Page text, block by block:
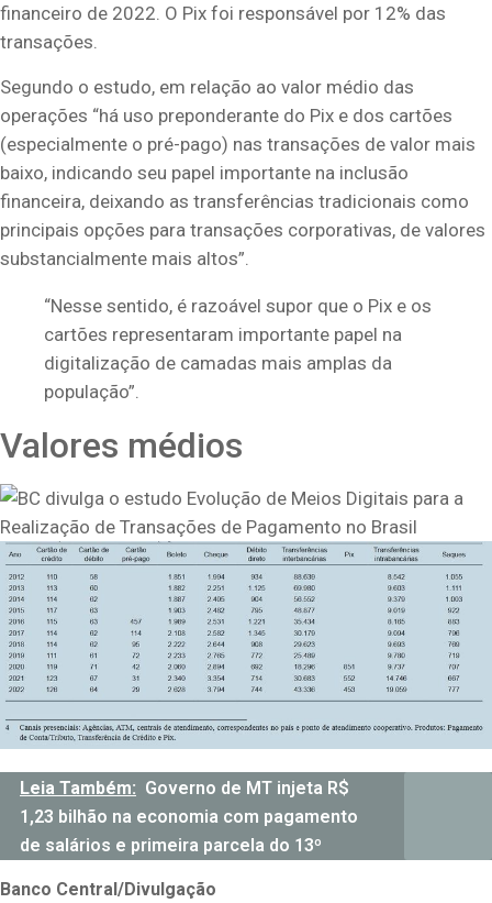
financeiro de 2022. O Pix foi responsável por 12% das
transações.
Segundo o estudo, em relação ao valor médio das
operações “há uso preponderante do Pix e dos cartões
(especialmente o pré-pago) nas transações de valor mais
baixo, indicando seu papel importante na inclusão
financeira, deixando as transferências tradicionais como
principais opções para transações corporativas, de valores
substancialmente mais altos”.
“Nesse sentido, é razoável supor que o Pix e os
cartões representaram importante papel na
digitalização de camadas mais amplas da
população”.
Valores médios
Leia Também: Governo de MT injeta R$
1,23 bilhão na economia com pagamento
de salários e primeira parcela do 13º
Banco Central/Divulgação